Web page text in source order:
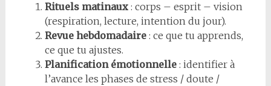
Rituels matinaux: corps – esprit – vision
(respiration, lecture, intention du jour).
Revue hebdomadaire: ce que tu apprends,
ce que tu ajustes.
Planification émotionnelle: identifier à
l’avance les phases de stress / doute /